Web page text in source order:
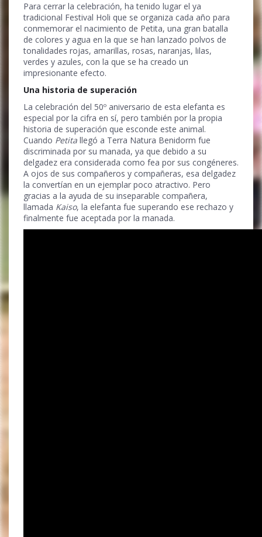
Para cerrar la celebración, ha tenido lugar el ya
tradicional Festival Holi que se organiza cada año para
conmemorar el nacimiento de Petita, una gran batalla
de colores y agua en la que se han lanzado polvos de
tonalidades rojas, amarillas, rosas, naranjas, lilas,
verdes y azules, con la que se ha creado un
impresionante efecto.
Una historia de superación
La celebración del 50º aniversario de esta elefanta es
especial por la cifra en sí, pero también por la propia
historia de superación que esconde este animal.
Cuando Petita llegó a Terra Natura Benidorm fue
discriminada por su manada, ya que debido a su
delgadez era considerada como fea por sus congéneres.
A ojos de sus compañeros y compañeras, esa delgadez
la convertían en un ejemplar poco atractivo. Pero
gracias a la ayuda de su inseparable compañera,
llamada Kaiso, la elefanta fue superando ese rechazo y
finalmente fue aceptada por la manada.